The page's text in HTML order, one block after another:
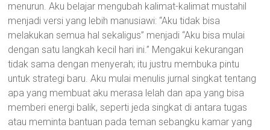
menurun. Aku belajar mengubah kalimat-kalimat mustahil
menjadi versi yang lebih manusiawi: “Aku tidak bisa
melakukan semua hal sekaligus” menjadi “Aku bisa mulai
dengan satu langkah kecil hari ini.” Mengakui kekurangan
tidak sama dengan menyerah; itu justru membuka pintu
untuk strategi baru. Aku mulai menulis jurnal singkat tentang
apa yang membuat aku merasa lelah dan apa yang bisa
memberi energi balik, seperti jeda singkat di antara tugas
atau meminta bantuan pada teman sebangku kamar yang